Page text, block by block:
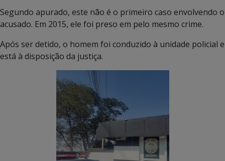
Segundo apurado, este não é o primeiro caso envolvendo o
acusado. Em 2015, ele foi preso em pelo mesmo crime.
Após ser detido, o homem foi conduzido à unidade policial e
está à disposição da justiça.